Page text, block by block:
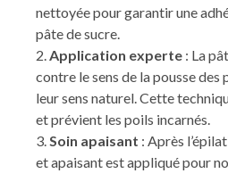
nettoyée pour garantir une
pâte de sucre.
Application experte : La
contre le sens de la pousse des
leur sens naturel. Cette
et prévient les poils incarnés.
Soin apaisant : Après
et apaisant est appliqué pour